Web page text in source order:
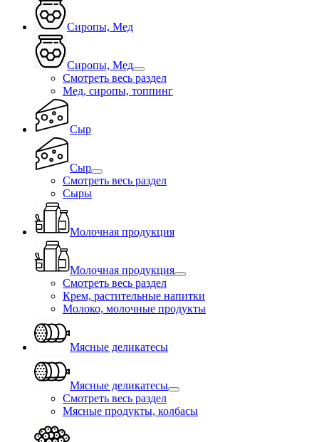
Сиропы, Мед
Сиропы, Мед
Смотреть весь раздел
Мед, сиропы, топпинг
Сыр
Сыр
Смотреть весь раздел
Сыры
Молочная продукция
Молочная продукция
Смотреть весь раздел
Крем, растительные напитки
Молоко, молочные продукты
Мясные деликатесы
Мясные деликатесы
Смотреть весь раздел
Мясные продукты, колбасы